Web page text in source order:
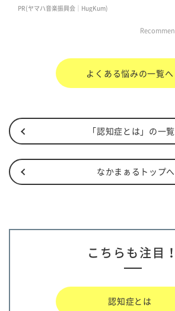
PR(ヤマハ音楽振興会｜HugKum)
よくある悩みの一覧へ
「認知症とは」の一
なかまぁるトップへ
こちらも注目！
認知症とは